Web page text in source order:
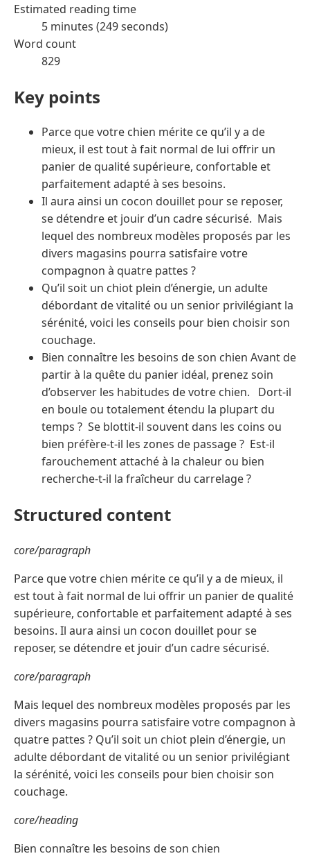
Estimated reading time
5 minutes (249 seconds)
Word count
829
Key points
Parce que votre chien mérite ce qu’il y a de
mieux, il est tout à fait normal de lui offrir un
panier de qualité supérieure, confortable et
parfaitement adapté à ses besoins.
Il aura ainsi un cocon douillet pour se reposer,
se détendre et jouir d’un cadre sécurisé. Mais
lequel des nombreux modèles proposés par les
divers magasins pourra satisfaire votre
compagnon à quatre pattes ?
Qu’il soit un chiot plein d’énergie, un adulte
débordant de vitalité ou un senior privilégiant la
sérénité, voici les conseils pour bien choisir son
couchage.
Bien connaître les besoins de son chien Avant de
partir à la quête du panier idéal, prenez soin
d’observer les habitudes de votre chien. Dort-il
en boule ou totalement étendu la plupart du
temps ? Se blottit-il souvent dans les coins ou
bien préfère-t-il les zones de passage ? Est-il
farouchement attaché à la chaleur ou bien
recherche-t-il la fraîcheur du carrelage ?
Structured content
core/paragraph
Parce que votre chien mérite ce qu’il y a de mieux, il
est tout à fait normal de lui offrir un panier de qualité
supérieure, confortable et parfaitement adapté à ses
besoins. Il aura ainsi un cocon douillet pour se
reposer, se détendre et jouir d’un cadre sécurisé.
core/paragraph
Mais lequel des nombreux modèles proposés par les
divers magasins pourra satisfaire votre compagnon à
quatre pattes ? Qu’il soit un chiot plein d’énergie, un
adulte débordant de vitalité ou un senior privilégiant
la sérénité, voici les conseils pour bien choisir son
couchage.
core/heading
Bien connaître les besoins de son chien